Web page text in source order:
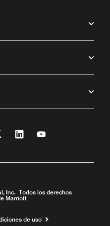
nueva
ventana nueva
Twitter
una ventana nueva
Linkedin
Abre una ventana nueva
Abre una ventana
Inc. Todos los derechos
Marriott
una ventana nueva
de uso